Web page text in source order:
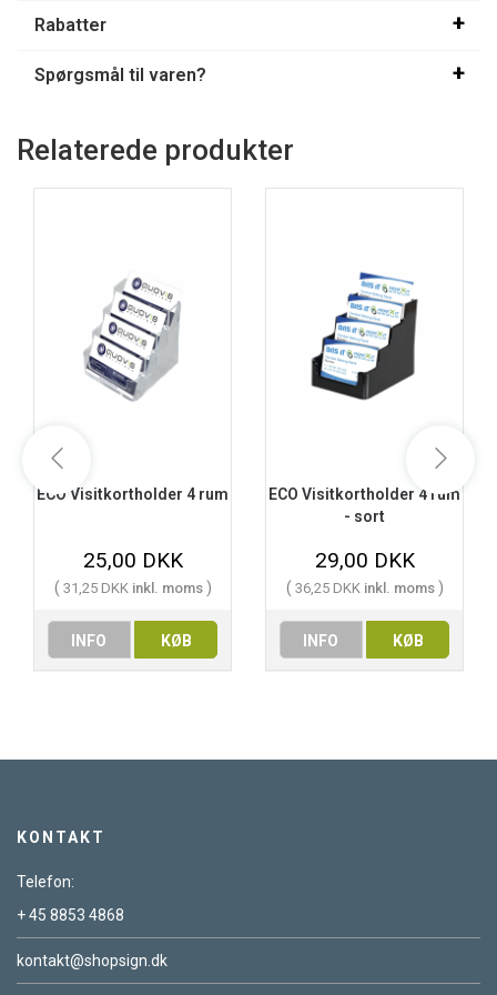
Rabatter
Spørgsmål til varen?
Relaterede produkter
ECO Visitkortholder 4 rum
25,00 DKK
( 31,25 DKK inkl. moms )
INFO KØB
ECO Visitkortholder 4 rum
- sort
29,00 DKK
( 36,25 DKK inkl. moms )
INFO KØB
KONTAKT
Telefon:
+ 45 8853 4868
kontakt@shopsign.dk